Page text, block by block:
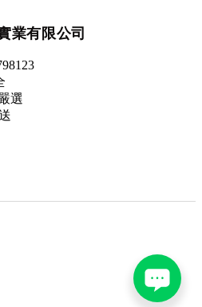
業有限公司
選